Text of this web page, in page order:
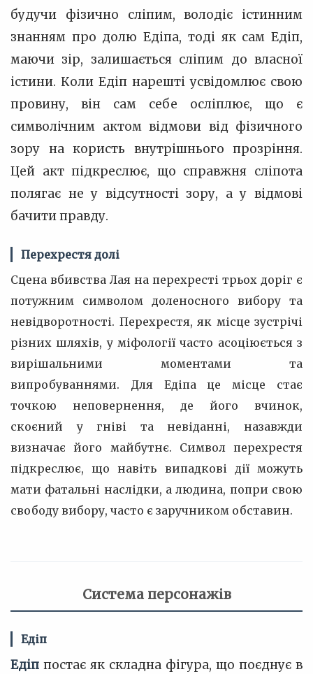
будучи фізично сліпим, володіє істинним
знанням про долю Едіпа, тоді як сам Едіп,
маючи зір, залишається сліпим до власної
істини. Коли Едіп нарешті усвідомлює свою
провину, він сам себе осліплює, що є
символічним актом відмови від фізичного
зору на користь внутрішнього прозріння.
Цей акт підкреслює, що справжня сліпота
полягає не у відсутності зору, а у відмові
бачити правду.
Перехрестя долі
Сцена вбивства Лая на перехресті трьох доріг є
потужним символом доленосного вибору та
невідворотності. Перехрестя, як місце зустрічі
різних шляхів, у міфології часто асоціюється з
вирішальними моментами та
випробуваннями. Для Едіпа це місце стає
точкою неповернення, де його вчинок,
скоєний у гніві та невіданні, назавжди
визначає його майбутнє. Символ перехрестя
підкреслює, що навіть випадкові дії можуть
мати фатальні наслідки, а людина, попри свою
свободу вибору, часто є заручником обставин.
Система персонажів
Едіп
Едіп постає як складна фігура, що поєднує в